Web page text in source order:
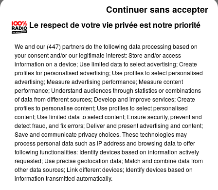
Lecture (4 min 21 sec)
100%
100% Radio les infos du Tarn et Garonne
Le respect de votre vie privée est notre priorité
We and our (447) partnersdo the following data processing based on
your consent and/or our legitimate interest: Store and/or access
information on a device; Use limited data to select advertising; Create
profiles for personalised advertising; Use profiles to select personalised
advertising; Measure advertising performance; Measure content
performance; Understand audiences through statistics or combinations
of data from different sources; Develop and improve services; Create
profiles to personalise content; Use profiles to select personalised
content; Use limited data to select content; Ensure security, prevent and
detect fraud, and fix errors; Deliver and present advertising and content;
Save and communicate privacy choices. These technologies may
process personal data such as IP address and browsing data to offer
following functionalities: Identify devices based on information actively
requested; Use precise geolocation data; Match and combine data from
other data sources; Link different devices; Identify devices based on
information transmitted automatically.
Continuer sans accepter